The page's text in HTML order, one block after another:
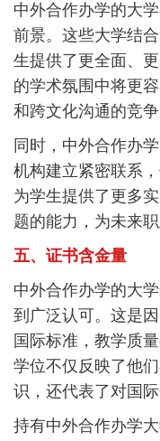
中外合作办学的大
前景。这些大学结
生提供了更全面、
的学术氛围中将更
和跨文化沟通的竞争
同时，中外合作办
机构建立紧密联系
为学生提供了更多
题的能力，为未来
五、证书含金量
中外合作办学的大
到广泛认可。这是
国际标准，教学质
学位不仅反映了他
识，还代表了对国
持有中外合作办学